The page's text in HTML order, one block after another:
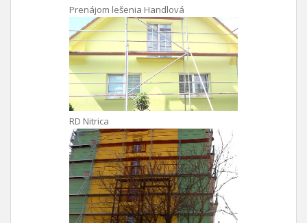
Prenájom lešenia Handlová
RD Nitrica